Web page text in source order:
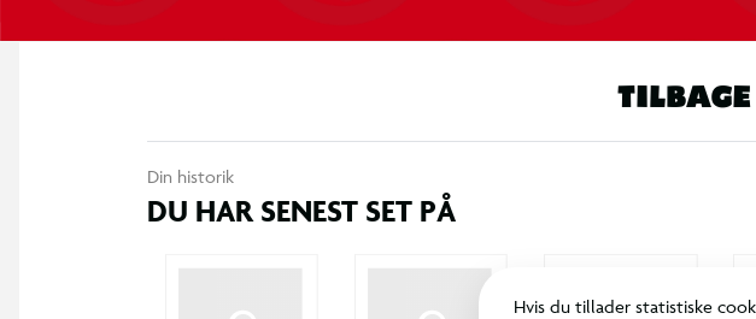
Licens: Volvo
Din historik
DU HAR SENEST SET PÅ
Hvis du tillader statistiske